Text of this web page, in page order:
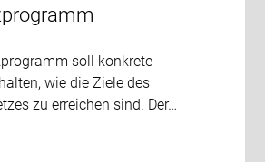
soll konkrete
wie die Ziele des
zu erreichen sind. Der…